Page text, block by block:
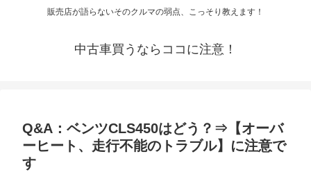
販売店が語らないそのクルマの弱点、こっそり教えます！
中古車買うならココに注意！
Q&A：ベンツCLS450はどう？⇒【オーバ
ーヒート、走行不能のトラブル】に注意で
す